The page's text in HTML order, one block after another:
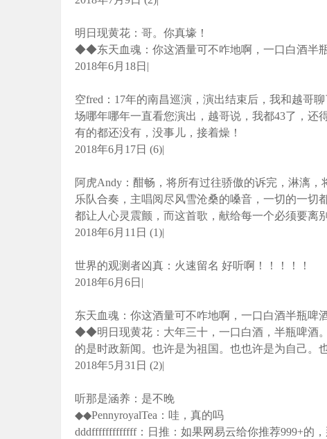
明日现黄花：哥。你真壕！
◆◆东天血魂：你这酒量可不咋地啊，一口白酒半
2018年6月18日|
空fred：17年的南昌巡演，演出结束后，我和越哥
场哪年哪年一直看您演出，越哥说，我都43了，
有的都还没有，没事儿，接着燥！
2018年6月17日 (6)|
阿虎Andy：酣畅，将所有过往骄傲的诉完，淋漓
乐队合奏，主唱阅尽风雪沧桑的嗓音，一切的一切
都让人心灵震颤，而这首歌，献给每一个必须要
2018年6月11日 (1)|
世界的观测者凶真：火速留名 好听啊！！！！！
2018年6月6日|
东天血魂：你这酒量可不咋地啊，一口白酒半瓶啤
◆◆明日现黄花：大年三十，一口白酒，半瓶啤酒
的是时政新闻。也许是为祖国。也也许是为自己。
2018年5月31日 (2)|
听那是涵养：是不晚
◆◆PennyroyalTea：哇，真的吗
dddfffffffffffff：日推：如果网易云给你推荐999+的